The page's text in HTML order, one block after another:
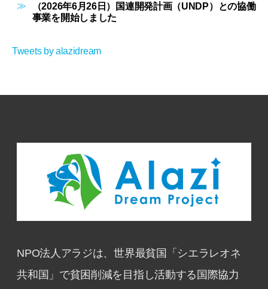
（2026年6月26日）国連開発計画（UNDP）との協働
事業を開始しました
Tweets by alazidream
NPO法人アラジは、世界最貧国「シエラレオネ
共和国」で貧困削減を目指し活動する国際協力